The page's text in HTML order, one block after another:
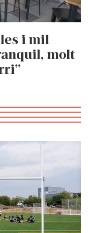
i mil
molt